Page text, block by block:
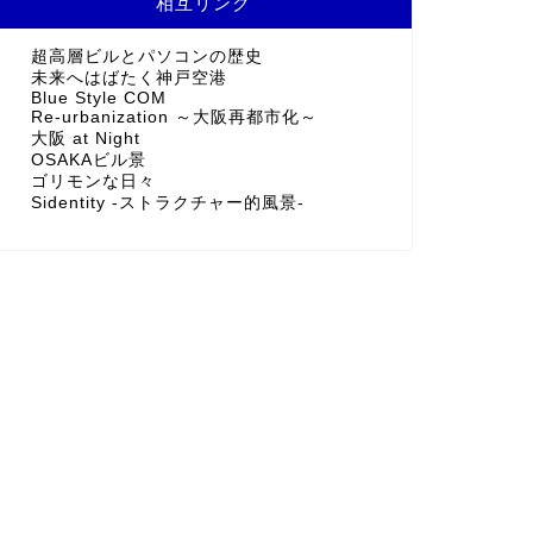
超高層ビルとパソコンの歴史
未来へはばたく神戸空港
Blue Style COM
Re-urbanization ～大阪再都市化～
大阪 at Night
OSAKAビル景
ゴリモンな日々
Sidentity -ストラクチャー的風景-